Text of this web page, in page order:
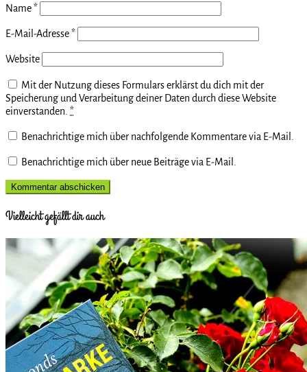
Name*
E-Mail-Adresse*
Website
Mit der Nutzung dieses Formulars erklärst du dich mit der
Speicherung und Verarbeitung deiner Daten durch diese Website
einverstanden. *
Benachrichtige mich über nachfolgende Kommentare via E-Mail.
Benachrichtige mich über neue Beiträge via E-Mail.
Vielleicht gefällt dir auch